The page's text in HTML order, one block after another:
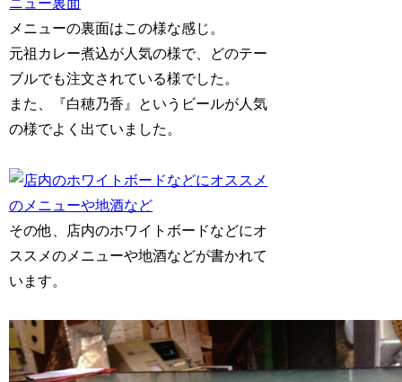
メニューの裏面はこの様な感じ。
元祖カレー煮込が人気の様で、どのテー
ブルでも注文されている様でした。
また、『白穂乃香』というビールが人気
の様でよく出ていました。
その他、店内のホワイトボードなどにオ
ススメのメニューや地酒などが書かれて
います。